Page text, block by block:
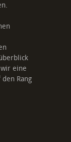
eine
Rang